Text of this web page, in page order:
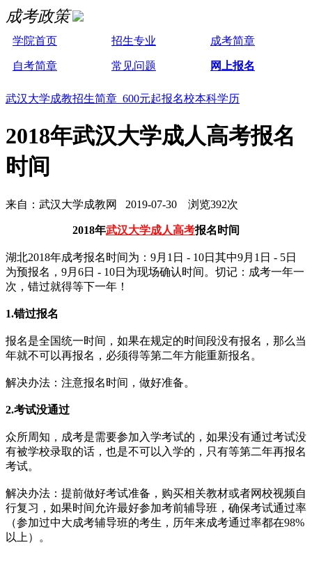
成考政策
学院首页 招生专业 成考简章
自考简章 常见问题 网上报名
武汉大学成教招生简章 600元起报名校本科学历
2018年武汉大学成人高考报名
时间
来自：武汉大学成教网 2019-07-30 浏览392次
2018年武汉大学成人高考报名时间
湖北2018年成考报名时间为：9月1日 - 10日其中9月1日 - 5日
为预报名，9月6日 - 10日为现场确认时间。切记：成考一年一
次，错过就得等下一年！
1.错过报名
报名是全国统一时间，如果在规定的时间段没有报名，那么当
年就不可以再报名，必须得等第二年方能重新报名。
解决办法：注意报名时间，做好准备。
2.考试没通过
众所周知，成考是需要参加入学考试的，如果没有通过考试没
有被学校录取的话，也是不可以入学的，只有等第二年再报名
考试。
解决办法：提前做好考试准备，购买相关教材或者网校视频自
行复习，如果时间允许最好参加考前辅导班，确保考试通过率
（参加过中大成考辅导班的考生，历年来成考通过率都在98%
以上）。